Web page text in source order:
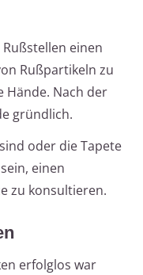
einen
Rußpartikeln zu
Hände. Nach der
gründlich.
oder die Tapete
einen
zu konsultieren.
erfolglos war